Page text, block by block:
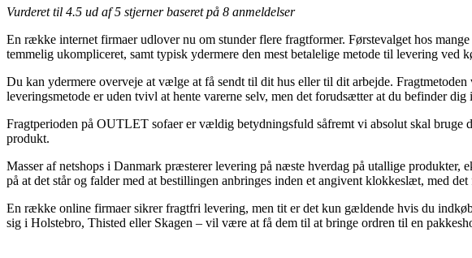
Vurderet til 4.5 ud af 5 stjerner baseret på 8 anmeldelser
En række internet firmaer udlover nu om stunder flere fragtformer. Førstevalget hos
temmelig ukompliceret, samt typisk ydermere den mest betalelige metode til levering
Du kan ydermere overveje at vælge at få sendt til dit hus eller til dit arbejde.
leveringsmetode er uden tvivl at hente varerne selv, men det forudsætter at du befinder dig
Fragtperioden på OUTLET sofaer er vældig betydningsfuld såfremt vi absolut skal bruge
produkt.
Masser af netshops i Danmark præsterer levering på næste hverdag på utallige
på at det står og falder med at bestillingen anbringes inden et angivent klokkeslæt, med
En række online firmaer sikrer fragtfri levering, men tit er det kun gældende hvis du
sig i Holstebro, Thisted eller Skagen – vil være at få dem til at bringe ordren til en